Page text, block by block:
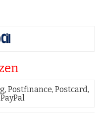
Postfinance, Postcard,